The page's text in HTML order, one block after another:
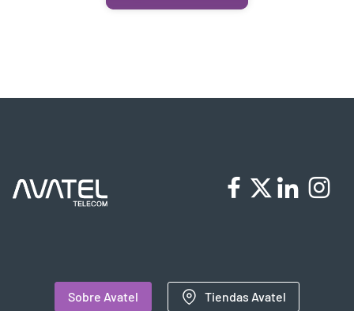
Sobre Avatel Tiendas Avatel